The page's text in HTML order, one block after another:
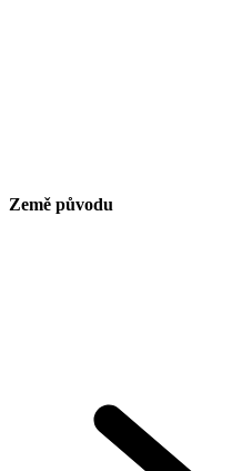
Země původu